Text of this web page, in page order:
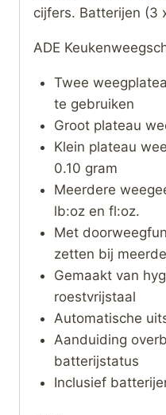
cijfers. Batterijen (3
ADE
Twee
te gebruiken
Groot plateau
Klein plateau
0.10 gram
Meerdere
lb:oz en fl:oz.
Met
zetten bij
Gemaakt van
roestvrijstaal
Automatische
Aanduiding
batterijstatus
Inclusief